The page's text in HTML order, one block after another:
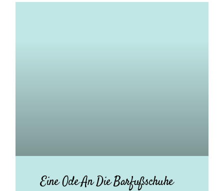
Eine Ode An Die Barfußschuhe